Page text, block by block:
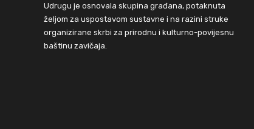
Udrugu je osnovala skupina građana, potaknuta
željom za uspostavom sustavne i na razini struke
organizirane skrbi za prirodnu i kulturno-povijesnu
baštinu zavičaja.